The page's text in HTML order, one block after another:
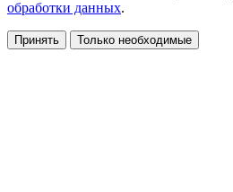
обработки данных.
Принять Только необходимые